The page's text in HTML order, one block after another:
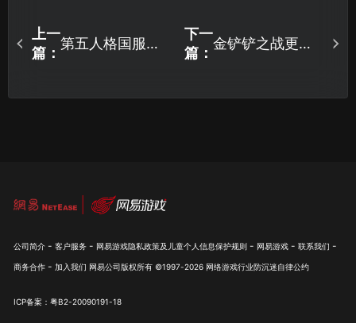
上一
篇：
第五人格国服加
低延迟！
下一
篇：
金铲铲之战更新
度！
公司简介 - 客户服务 - 网易游戏隐私政策及儿童个人信息保护规则 - 网易游戏 - 联系我们 -
商务合作 - 加入我们 网易公司版权所有 ©1997-2026 网络游戏行业防沉迷自律公约
ICP备案：粤B2-20090191-18